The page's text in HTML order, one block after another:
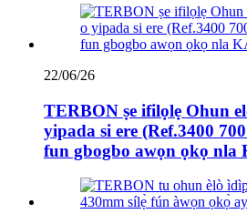
22/06/26
TERBON ṣe ifilọlẹ Ohun
yipada si ere (Ref.3400
fun gbogbo awọn ọkọ